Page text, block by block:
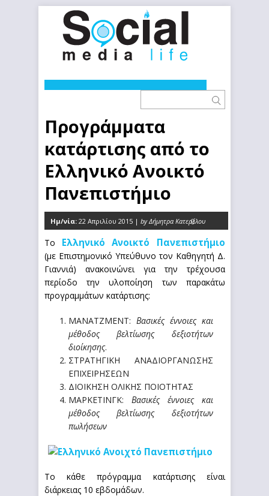
Προγράμματα
κατάρτισης από το
Ελληνικό Ανοικτό
Πανεπιστήμιο
Ημ/νία: 22 Απριλίου 2015 | by Δήμητρα Κατερέλου
0
Το Ελληνικό Ανοικτό Πανεπιστήμιο
(με Επιστημονικό Υπεύθυνο τον Καθηγητή Δ.
Γιαννιά) ανακοινώνει για την τρέχουσα
περίοδο την υλοποίηση των παρακάτω
προγραμμάτων κατάρτισης:
ΜΑΝΑΤΖΜΕΝΤ: Βασικές έννοιες και
μέθοδος βελτίωσης δεξιοτήτων
διοίκησης.
ΣΤΡΑΤΗΓΙΚΗ ΑΝΑΔΙΟΡΓΑΝΩΣΗΣ
ΕΠΙΧΕΙΡΗΣΕΩΝ
ΔΙΟΙΚΗΣΗ ΟΛΙΚΗΣ ΠΟΙΟΤΗΤΑΣ
ΜΑΡΚΕΤΙΝΓΚ: Βασικές έννοιες και
μέθοδος βελτίωσης δεξιοτήτων
πωλήσεων
Το κάθε πρόγραμμα κατάρτισης είναι
διάρκειας 10 εβδομάδων.